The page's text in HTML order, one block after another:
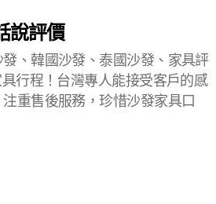
說評價
、韓國沙發、泰國沙發、家具評
行程！台灣專人能接受客戶的感
重售後服務，珍惜沙發家具口